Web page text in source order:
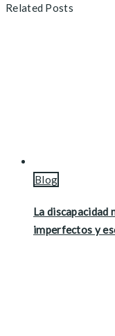
Related Posts
Blog
La discapacidad
imperfectos y